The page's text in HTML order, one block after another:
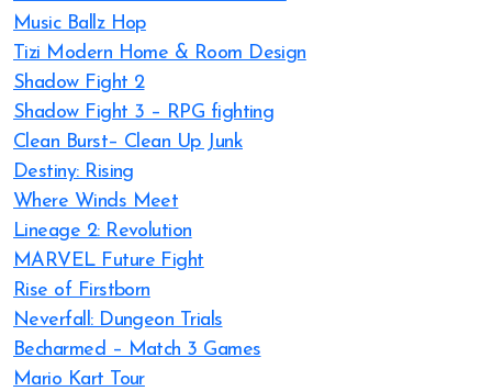
Music Ballz Hop
Tizi Modern Home & Room Design
Shadow Fight 2
Shadow Fight 3 – RPG fighting
Clean Burst– Clean Up Junk
Destiny: Rising
Where Winds Meet
Lineage 2: Revolution
MARVEL Future Fight
Rise of Firstborn
Neverfall: Dungeon Trials
Becharmed – Match 3 Games
Mario Kart Tour